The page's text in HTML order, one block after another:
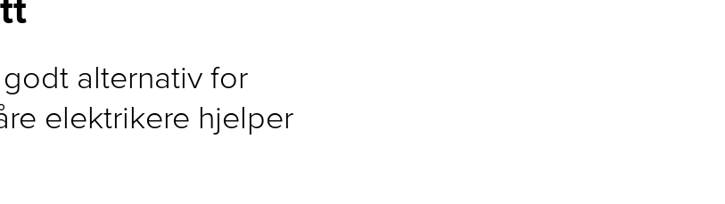
alternativ for
elektrikere hjelper